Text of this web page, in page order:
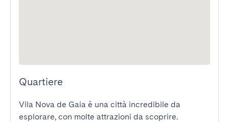
Quartiere
Vila Nova de Gaia è una città incredibile da
esplorare, con molte attrazioni da scoprire.